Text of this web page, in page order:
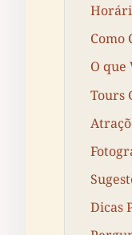
Como
O que
Tours
Dicas